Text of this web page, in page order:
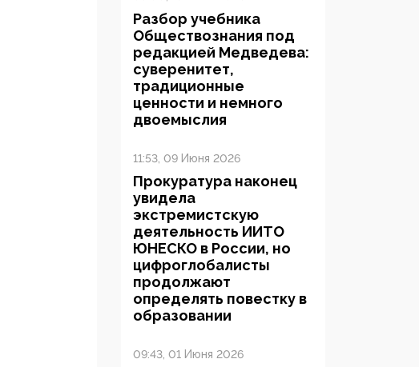
Разбор учебника
Обществознания под
редакцией Медведева:
суверенитет,
традиционные
ценности и немного
двоемыслия
11:53, 09 Июня 2026
Прокуратура наконец
увидела
экстремистскую
деятельность ИИТО
ЮНЕСКО в России, но
цифроглобалисты
продолжают
определять повестку в
образовании
09:43, 01 Июня 2026